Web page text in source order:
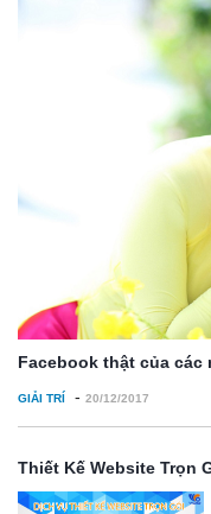
Facebook thật của các
GIẢI TRÍ - 20/12/2017
Thiết Kế Website Trọn